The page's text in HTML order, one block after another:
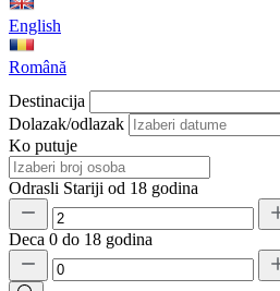
English
Română
Destinacija
Dolazak/odlazak
Ko putuje
Odrasli Stariji od 18 godina
Deca 0 do 18 godina